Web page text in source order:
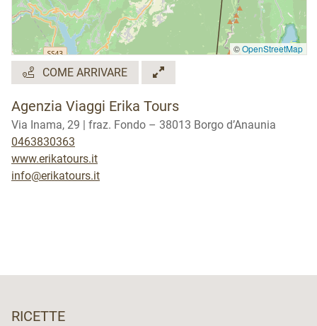
©OpenStreetMap
COME ARRIVARE
Agenzia Viaggi Erika Tours
Via Inama, 29 | fraz. Fondo – 38013 Borgo d’Anaunia
0463830363
www.erikatours.it
info@erikatours.it
RICETTE